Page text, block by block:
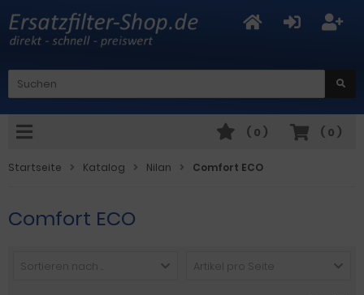
( 0 )
( 0 )
Startseite Katalog Nilan Comfort ECO
Comfort ECO
Sortieren nach ... Artikel pro Seite